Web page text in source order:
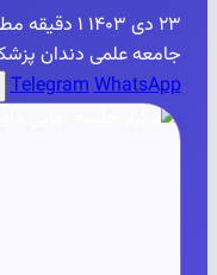
۲۳ دی ۱۴۰۳ ۱ دقیقه مطالعه
جامعه علمی دندان
TelegramWhatsApp